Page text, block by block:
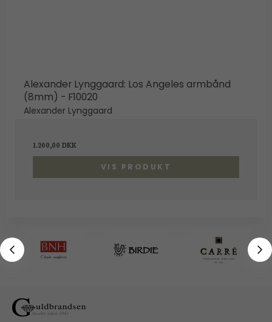
Alexander Lynggaard: Los Angeles armbånd
(8mm) - F10020
Alexander Lynggaard
1.200,00 DKK
VIS PRODUKT